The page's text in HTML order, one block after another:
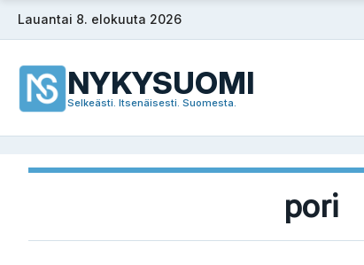
SiirryLauantai 8. elokuuta 2026
NYKYSUOMI
Selkeästi. Itsenäisesti. Suomesta.
pori